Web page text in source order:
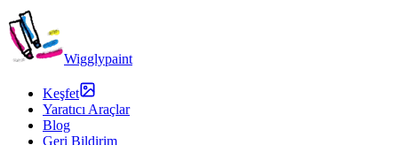
Wigglypaint
Keşfet
Yaratıcı Araçlar
Blog
Geri Bildirim